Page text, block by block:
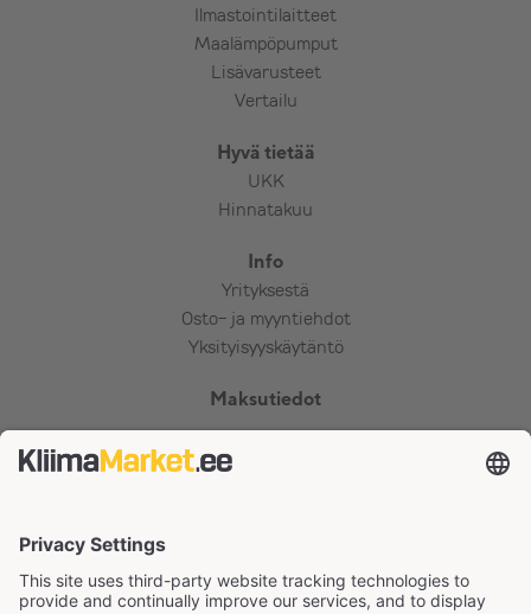
Ilmastointilaitteet
Maalämpöpumput
Lisävarusteet
Vertailu
Hyvä tietää
UKK
Hinnatakuu
Info
Yrityksestä
Osto- ja myyntiehdot
Yksityisyyskäytäntö
Maksutiedot